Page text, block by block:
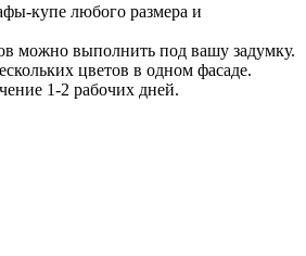
купе любого размера и
можно выполнить под вашу задумку.
цветов в одном фасаде.
1-2 рабочих дней.